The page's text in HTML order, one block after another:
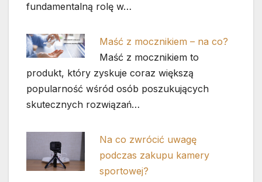
fundamentalną rolę w…
Maść z mocznikiem – na co?
Maść z mocznikiem to
produkt, który zyskuje coraz większą
popularność wśród osób poszukujących
skutecznych rozwiązań…
Na co zwrócić uwagę
podczas zakupu kamery
sportowej?